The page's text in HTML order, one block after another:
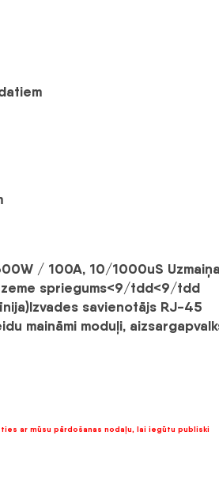
/ 100A, 10/1000uS
spriegums<9/tdd<9/tdd
Izvades savienotājsRJ-45
maināmi moduļi,
ar mūsu pārdošanas nodaļu, lai iegūtu publiski